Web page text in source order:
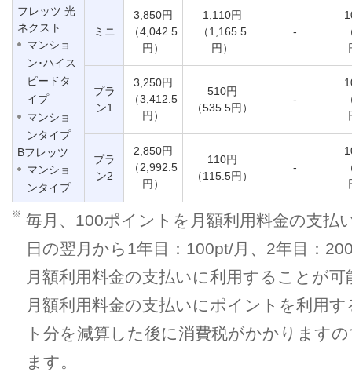
フレッツ 光
ネクスト
マンショ
ン･ハイス
ピードタ
イプ
マンショ
ンタイプ
Bフレッツ
マンショ
ンタイプ
ミニ
3,850円
（4,042.5
円）
1,110円
（1,165.5
円）
-
プラ
ン1
3,250円
（3,412.5
円）
510円
（535.5円）
-
プラ
ン2
2,850円
（2,992.5
円）
110円
（115.5円）
-
※ 毎月、100ポイントを月額利用料金の支払
日の翌月から1年目：100pt/月、2年目：
月額利用料金の支払いに利用することが可
月額利用料金の支払いにポイントを利用
ト分を減算した後に消費税がかかります
ます。